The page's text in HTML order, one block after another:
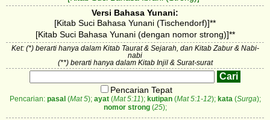
Versi Bahasa Yunani:
[Kitab Suci Bahasa Yunani (Tischendorf)]**
[Kitab Suci Bahasa Yunani (dengan nomor strong)]**
Ket: (*) berarti hanya dalam Kitab Taurat & Sejarah, dan Kitab Zabur & Nabi-
nabi
(**) berarti hanya dalam Kitab Injil & Surat-surat
Pencarian Tepat
Pencarian: pasal (Mat 5); ayat(Mat 5:11); kutipan(Mat 5:1-12); kata(Surga);
nomor strong(25);